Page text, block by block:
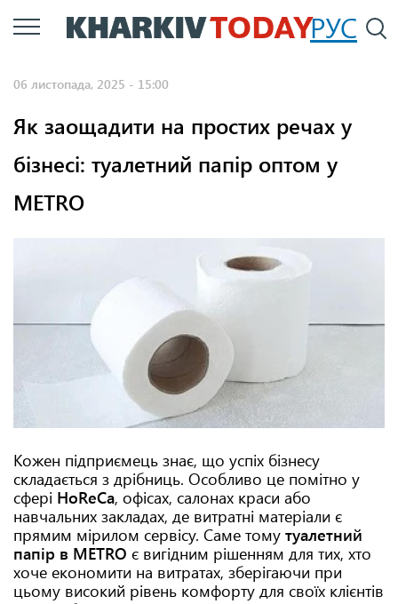
Перейти
до
РУС
06 листопада, 2025 - 15:00
Як заощадити на простих речах у
бізнесі: туалетний папір оптом у
METRO
Кожен підприємець знає, що успіх бізнесу
складається з дрібниць. Особливо це помітно у
сфері HoReCa, офісах, салонах краси або
навчальних закладах, де витратні матеріали є
прямим мірилом сервісу. Саме тому туалетний
папір в METRO є вигідним рішенням для тих, хто
хоче економити на витратах, зберігаючи при
цьому високий рівень комфорту для своїх клієнтів